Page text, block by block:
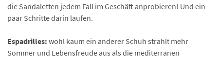
die Sandaletten jedem Fall im Geschäft anprobieren! Und ein
paar Schritte darin laufen.
Espadrilles: wohl kaum ein anderer Schuh strahlt mehr
Sommer und Lebensfreude aus als die mediterranen